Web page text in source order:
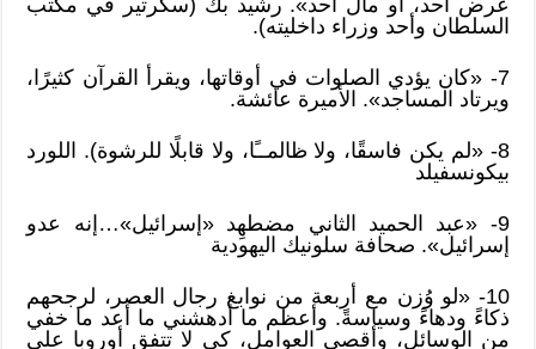
السلطان وأحد وزراء داخليته).
7- «كان يؤدي الصلوات في أوقاتها، ويقرأ القرآن كثيرًا،
ويرتاد المساجد». الأميرة عائشة.
8- «لم يكن فاسقًا، ولا ظالمــًا، ولا قابلًا للرشوة). اللورد
بيكونسفيلد
9- «عبد الحميد الثاني مضطهِد «إسرائيل»…إنه عدو
إسرائيل». صحافة سلونيك اليهودية
10- «لو وُزن مع أربعة من نوابغ رجال العصر، لرجحهم
ذكاءً ودهاءً وسياسةً. وأعظم ما أدهشني ما أعد ما خفي
من الوسائل، وأقصى العوامل، كي لا تتفق أوروبا على